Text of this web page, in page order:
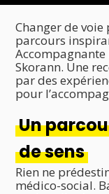
Changer de voie
parcours
Accompagnante
Skorann. Une
par des
pour
Un
de sens
Rien ne
médico-social.